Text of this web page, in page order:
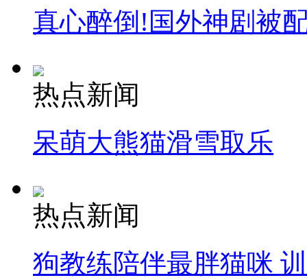
真心醉倒!国外神剧被
热点新闻
呆萌大熊猫滑雪取乐
热点新闻
狗教练陪伴最胖猫咪